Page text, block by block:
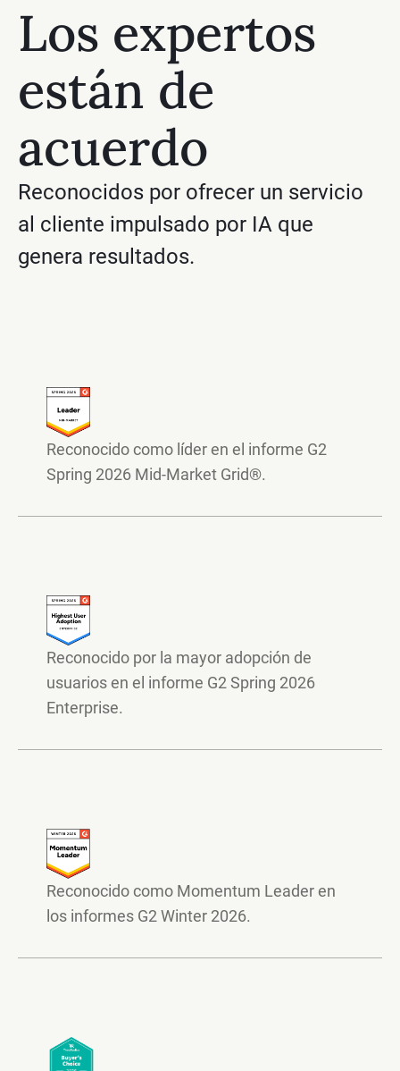
Los expertos
están de
acuerdo
Reconocidos por ofrecer un servicio
al cliente impulsado por IA que
genera resultados.
Reconocido como líder en el informe G2
Spring 2026 Mid-Market Grid®.
Reconocido por la mayor adopción de
usuarios en el informe G2 Spring 2026
Enterprise.
Reconocido como Momentum Leader en
los informes G2 Winter 2026.